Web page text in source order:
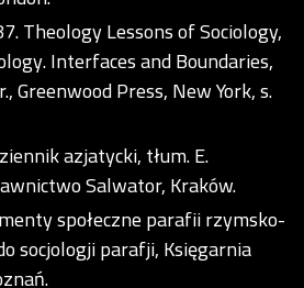
Theology Lessons of Sociology,
Interfaces and Boundaries,
Greenwood Press, New York, s.
azjatycki, tłum. E.
Salwator, Kraków.
społeczne parafii rzymsko-
socjologji parafji, Księgarnia